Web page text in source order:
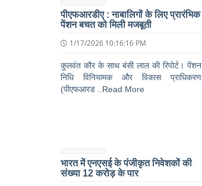
पीएफआरडीए : नाबालिगों के लिए प्रारंभिक
पेंशन बचत को मिली मजबूती
1/17/2026 10:16:16 PM
कुलवंत कौर के साथ बंसी लाल की रिपोर्ट। पेंशन
निधि विनियामक और विकास प्राधिकरण
(पीएफआरड ..Read More
भारत में एनएसई के पंजीकृत निवेशकों की
संख्या 12 करोड़ के पार